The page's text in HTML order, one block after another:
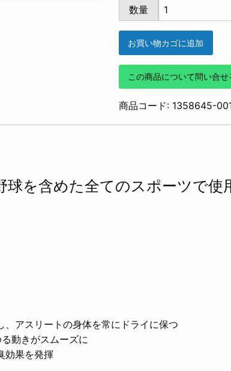
HG
ARMOUR
SHIRTS
MOCK
(BLACK)
個
数量
お買い物カゴに追加
この商品について問い合せ
商品コード: 1358645-
を含めた全てのスポーツで使
アスリートの身体を常にドライに保つ
動きがスムーズに
効果を発揮